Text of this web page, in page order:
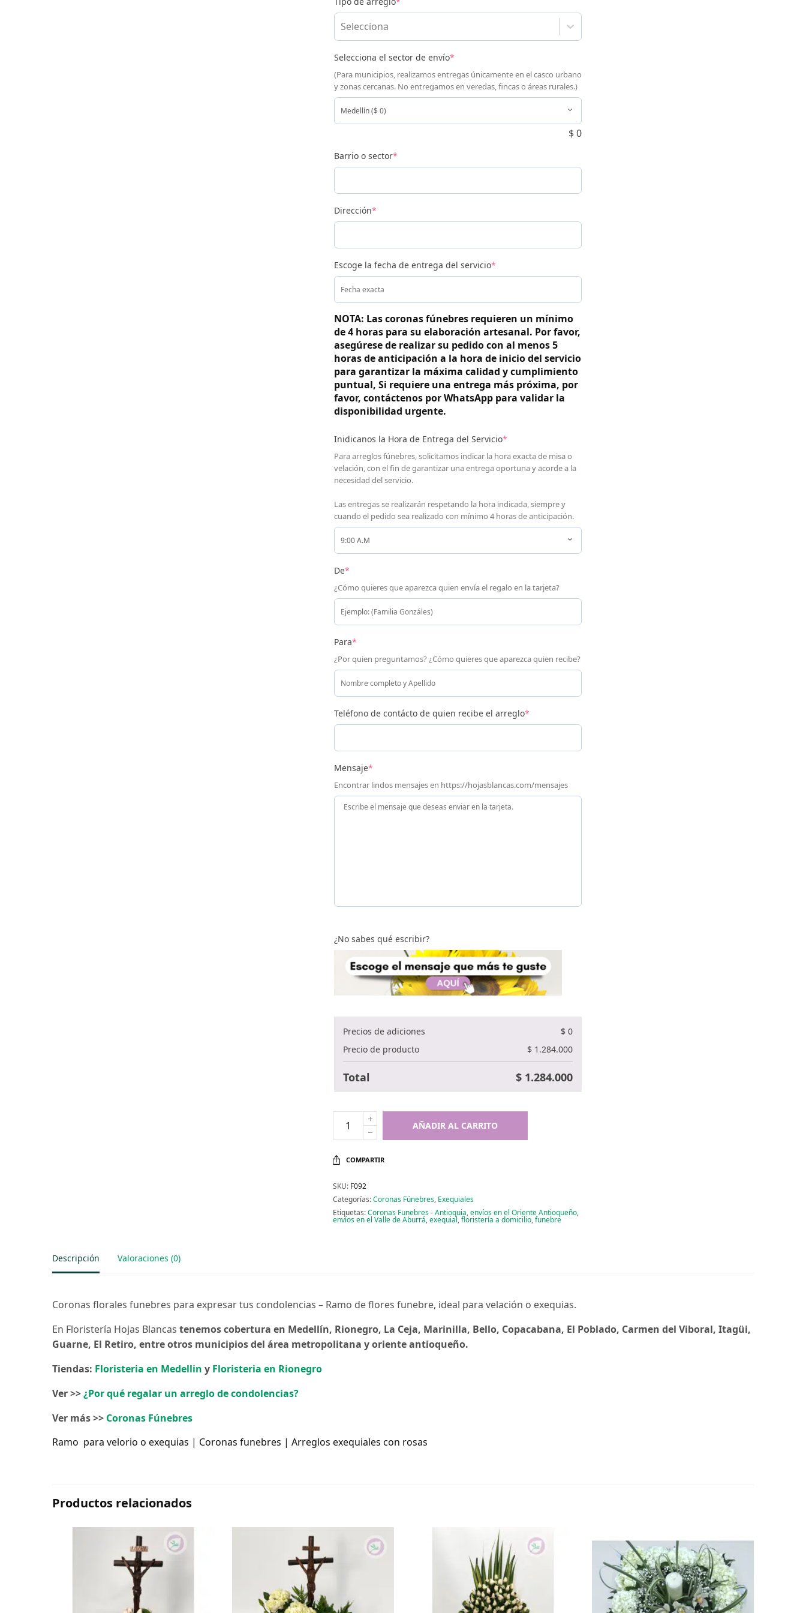
Selecciona
Selecciona el sector de envío*
(Para municipios, realizamos entregas únicamente en el casco urbano
y zonas cercanas. No entregamos en veredas, fincas o áreas rurales.)
$0
Barrio o sector*
Dirección*
Escoge la fecha de entrega del servicio*
NOTA: Las coronas fúnebres requieren un mínimo
de 4 horas para su elaboración artesanal. Por favor,
asegúrese de realizar su pedido con al menos 5
horas de anticipación a la hora de inicio del servicio
para garantizar la máxima calidad y cumplimiento
puntual, Si requiere una entrega más próxima, por
favor, contáctenos por WhatsApp para validar la
disponibilidad urgente.
Inidicanos la Hora de Entrega del Servicio*
Para arreglos fúnebres, solicitamos indicar la hora exacta de misa o
velación, con el fin de garantizar una entrega oportuna y acorde a la
necesidad del servicio.
Las entregas se realizarán respetando la hora indicada, siempre y
cuando el pedido sea realizado con mínimo 4 horas de anticipación.
De*
¿Cómo quieres que aparezca quien envía el regalo en la tarjeta?
Para*
¿Por quien preguntamos? ¿Cómo quieres que aparezca quien recibe?
Teléfono de contácto de quien recibe el arreglo*
Mensaje*
Encontrar lindos mensajes en https://hojasblancas.com/mensajes
¿No sabes qué escribir?
Precios de adiciones $ 0
Precio de producto
$ 1.284.000
Total $ 1.284.000
AÑADIR AL CARRITO
COMPARTIR
SKU: F092
Categorías:Coronas Fúnebres, Exequiales
Etiquetas:Coronas Funebres - Antioquia,envíos en el Oriente Antioqueño,
envíos en el Valle de Aburrá,exequial,floristería a domicilio,funebre
Descripción Valoraciones (0)
Coronas florales funebres para expresar tus condolencias – Ramo de flores funebre, ideal para velación o exequias.
En Floristería Hojas Blancastenemos cobertura en Medellín, Rionegro, La Ceja, Marinilla, Bello, Copacabana, El Poblado, Carmen del Viboral, Itagüi,
Guarne, El Retiro, entre otros municipios del área metropolitana y oriente antioqueño.
Tiendas: Floristeria en Medellin y Floristeria en Rionegro
Ver >>¿Por qué regalar un arreglo de condolencias?
Ver más >> Coronas Fúnebres
Ramo para velorio o exequias | Coronas funebres | Arreglos exequiales con rosas
Productos relacionados